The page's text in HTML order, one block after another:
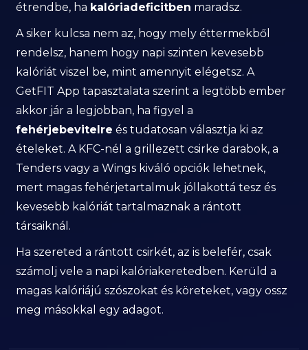
étrendbe, ha kalóriadeficitben maradsz.
A siker kulcsa nem az, hogy mely éttermekből
rendelsz, hanem hogy napi szinten kevesebb
kalóriát viszel be, mint amennyit elégetsz. A
GetFIT App tapasztalata szerint a legtöbb ember
akkor jár a legjobban, ha figyel a
fehérjebevitelre és tudatosan választja ki az
ételeket. A KFC-nél a grillezett csirke darabok, a
Tenders vagy a Wings kiváló opciók lehetnek,
mert magas fehérjetartalmuk jóllakottá tesz és
kevesebb kalóriát tartalmaznak a rántott
társaiknál.
Ha szereted a rántott csirkét, az is belefér, csak
számolj vele a napi kalóriakeretedben. Kerüld a
magas kalóriájú szószokat és köreteket, vagy ossz
meg másokkal egy adagot.